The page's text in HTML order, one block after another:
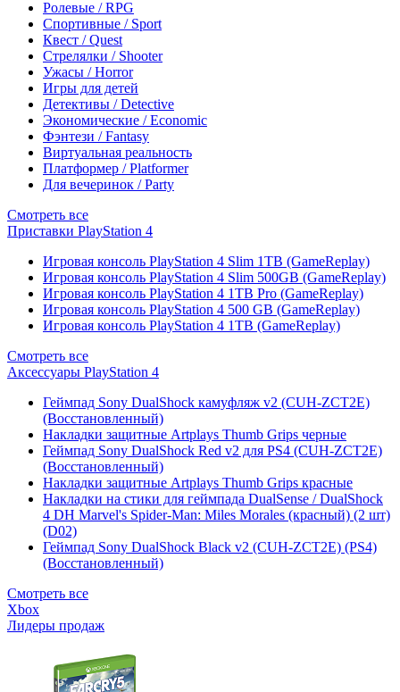
Ролевые / RPG
Спортивные / Sport
Квест / Quest
Стрелялки / Shooter
Ужасы / Horror
Игры для детей
Детективы / Detective
Экономические / Economic
Фэнтези / Fantasy
Виртуальная реальность
Платформер / Platformer
Для вечеринок / Party
Смотреть все
Приставки PlayStation 4
Игровая консоль PlayStation 4 Slim 1TB (GameReplay)
Игровая консоль PlayStation 4 Slim 500GB (GameReplay)
Игровая консоль PlayStation 4 1TB Pro (GameReplay)
Игровая консоль PlayStation 4 500 GB (GameReplay)
Игровая консоль PlayStation 4 1TB (GameReplay)
Смотреть все
Аксессуары PlayStation 4
Геймпад Sony DualShock камуфляж v2 (CUH-ZCT2E)
(Восстановленный)
Накладки защитные Artplays Thumb Grips черные
Геймпад Sony DualShock Red v2 для PS4 (CUH-ZCT2E)
(Восстановленный)
Накладки защитные Artplays Thumb Grips красные
Накладки на стики для геймпада DualSense / DualShock
4 DH Marvel's Spider-Man: Miles Morales (красный) (2 шт)
(D02)
Геймпад Sony DualShock Black v2 (CUH-ZCT2E) (PS4)
(Восстановленный)
Смотреть все
Xbox
Лидеры продаж